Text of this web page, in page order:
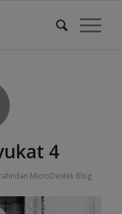
4
MicroDestek Blog